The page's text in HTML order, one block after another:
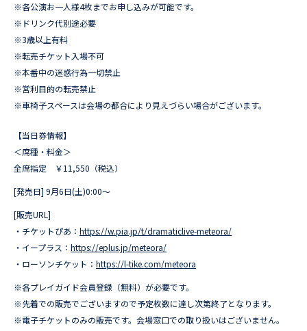
※各公演お一人様4枚までお申し込みが可能です。
※ドリンク代別途必要
※3歳以上有料
※転売チケット入場不可
※本番中の迷惑行為一切禁止
※営利目的の転売禁止
※車椅子スペースは会場の都合により見えづらい場合がございます。
【当日券情報】
＜席種・料金＞
全席指定 ￥11,550（税込）
[発売日] 9月6日(土)0:00～
[販売URL]
・チケットぴあ： https://w.pia.jp/t/dramaticlive-meteora/
・イープラス： https://eplus.jp/meteora/
・ローソンチケット： https://l-tike.com/meteora
※各プレイガイド会員登録（無料）が必要です。
※先着での販売でございますので予定枚数に達し次第終了となります。
※電子チケットのみの販売です。会場窓口での取り扱いはございません。